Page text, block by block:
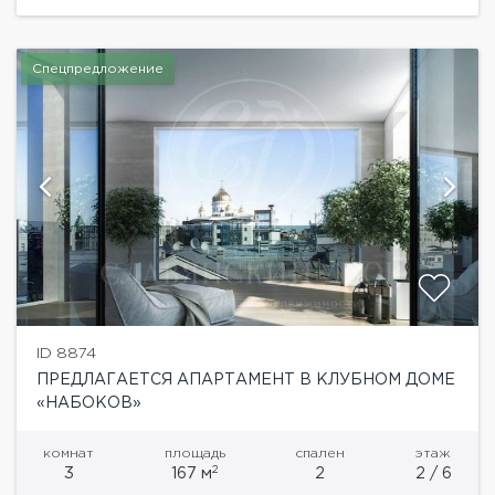
Спецпредложение
ID 8874
ПРЕДЛАГАЕТСЯ АПАРТАМЕНТ В КЛУБНОМ ДОМЕ
«НАБОКОВ»
комнат
3
площадь
167 м2
спален
2
этаж
2 / 6